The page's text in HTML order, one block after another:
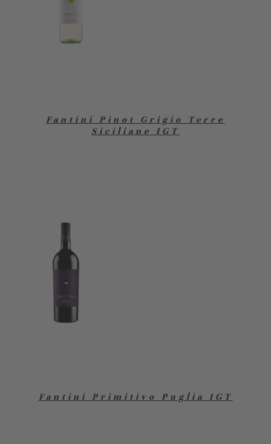
Fantini Pinot Grigio Terre
Siciliane IGT
Fantini Primitivo Puglia IGT